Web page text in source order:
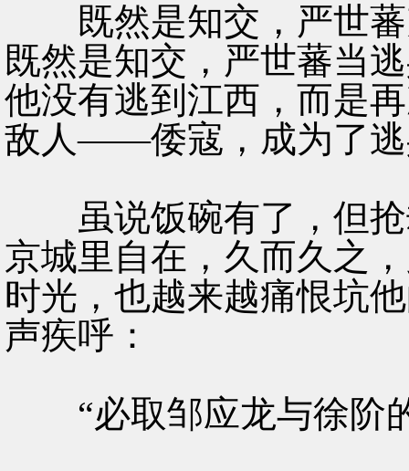
既然是知交，严世蕃
既然是知交，严世蕃当
他没有逃到江西，而是
敌人——倭寇，成为了逃
虽说饭碗有了，但抢
京城里自在，久而久之
时光，也越来越痛恨坑
声疾呼：
“必取邹应龙与徐阶